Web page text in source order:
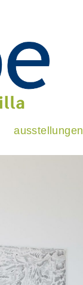
ausstellungen